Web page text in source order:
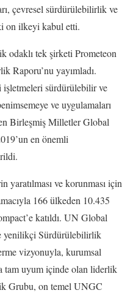
çevresel sürdürülebilirlik ve
on ilkeyi kabul etti.
odaklı tek şirketi Prometeon
Raporu’nu yayımladı.
işletmeleri sürdürülebilir ve
ve uygulamaları
Birleşmiş Milletler Global
en önemli
yaratılması ve korunması için
166 ülkeden 10.435
katıldı. UN Global
yenilikçi Sürdürülebilirlik
vizyonuyla, kurumsal
tam uyum içinde olan liderlik
Grubu, on temel UNGC